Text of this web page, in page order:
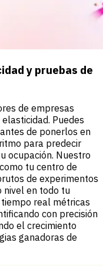
y pruebas de
de empresas
Puedes
de ponerlos en
para predecir
ocupación. Nuestro
tu centro de
de experimentos
nivel en todo tu
real métricas
con precisión
el crecimiento
ganadoras de